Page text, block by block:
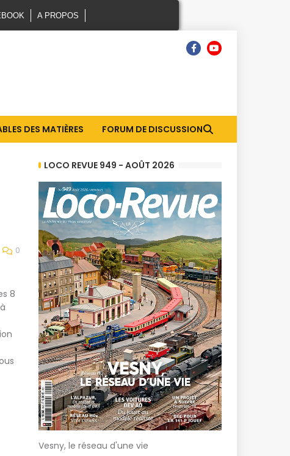
A PROPOS
DES MATIÈRES FORUM DE DISCUSSION
0
8
LOCO REVUE 949 - AOÛT 2026
Vesny, le réseau d'une vie